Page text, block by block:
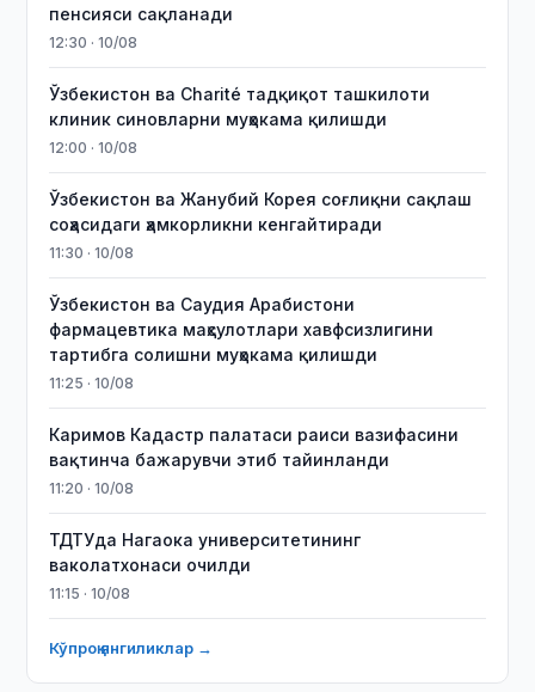
пенсияси сақланади
12:30 · 10/08
Ўзбекистон ва Charité тадқиқот ташкилоти
клиник синовларни муҳокама қилишди
12:00 · 10/08
Ўзбекистон ва Жанубий Корея соғлиқни сақлаш
соҳасидаги ҳамкорликни кенгайтиради
11:30 · 10/08
Ўзбекистон ва Саудия Арабистони
фармацевтика маҳсулотлари хавфсизлигини
тартибга солишни муҳокама қилишди
11:25 · 10/08
Каримов Кадастр палатаси раиси вазифасини
вақтинча бажарувчи этиб тайинланди
11:20 · 10/08
ТДТУда Нагаока университетининг
ваколатхонаси очилди
11:15 · 10/08
Кўпроқ янгиликлар →